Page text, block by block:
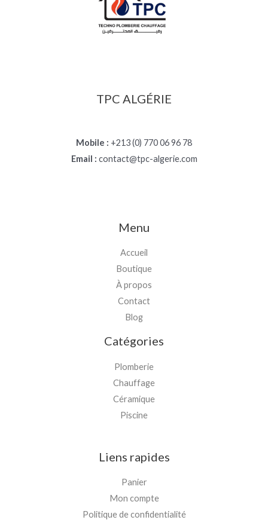
TPC ALGÉRIE
Mobile : +213 (0) 770 06 96 78
Email : contact@tpc-algerie.com
Menu
Accueil
Boutique
À propos
Contact
Blog
Catégories
Plomberie
Chauffage
Céramique
Piscine
Liens rapides
Panier
Mon compte
Politique de confidentialité